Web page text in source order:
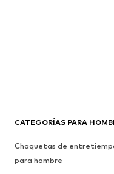
CATEGORÍAS PARA
Chaquetas de
para hombre